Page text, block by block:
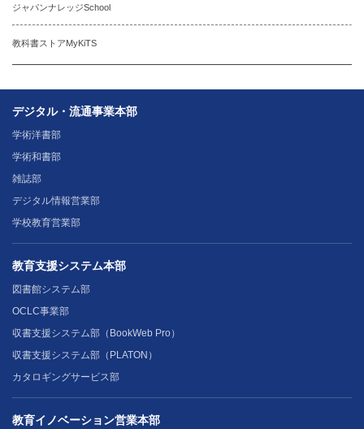
ジャパンナレッジSchool
教科書ストアMyKiTS
デジタル・流通事業本部
学術洋書部
学術和書部
雑誌部
デジタル情報営業部
学校教育営業部
教育支援システム本部
図書館システム部
OCLC事業部
収書支援システム部（BookWeb Pro）
収書支援システム部（PLATON）
カタロギングサービス部
教育イノベーション営業本部